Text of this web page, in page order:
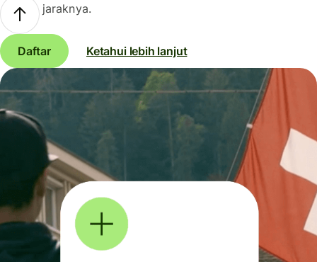
jaraknya.
Daftar Ketahui lebih lanjut